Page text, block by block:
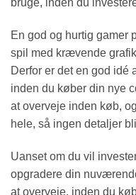
bruge, inden du
En god og hurtig gamer
spil med krævende
Derfor er det en god idé
inden du køber din nye
at overveje inden køb,
hele, så ingen detaljer
Uanset om du vil
opgradere din
at overveje, inden du